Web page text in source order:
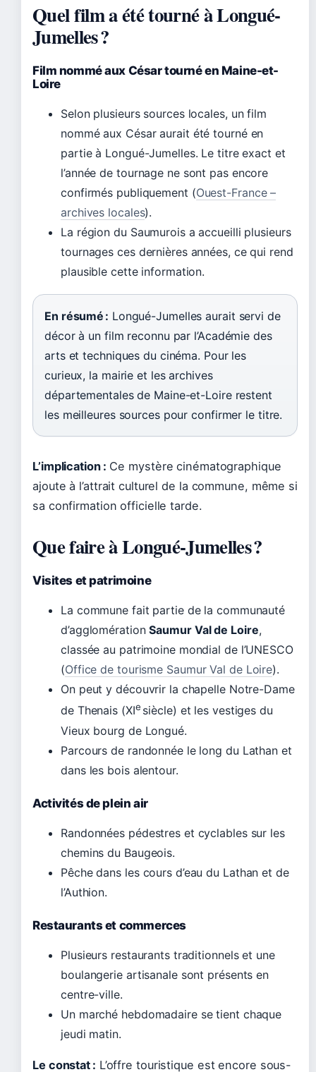
Quel film a été tourné à Longué-
Jumelles ?
Film nommé aux César tourné en Maine-et-
Loire
Selon plusieurs sources locales, un film
nommé aux César aurait été tourné en
partie à Longué-Jumelles. Le titre exact et
l’année de tournage ne sont pas encore
confirmés publiquement (Ouest-France –
archives locales).
La région du Saumurois a accueilli plusieurs
tournages ces dernières années, ce qui rend
plausible cette information.
En résumé : Longué-Jumelles aurait servi de
décor à un film reconnu par l’Académie des
arts et techniques du cinéma. Pour les
curieux, la mairie et les archives
départementales de Maine-et-Loire restent
les meilleures sources pour confirmer le titre.
L’implication : Ce mystère cinématographique
ajoute à l’attrait culturel de la commune, même si
sa confirmation officielle tarde.
Que faire à Longué-Jumelles ?
Visites et patrimoine
La commune fait partie de la communauté
d’agglomérationSaumur Val de Loire,
classée au patrimoine mondial de l’UNESCO
(Office de tourisme Saumur Val de Loire).
On peut y découvrir la chapelle Notre-Dame
de Thenais (XIe siècle) et les vestiges du
Vieux bourg de Longué.
Parcours de randonnée le long du Lathan et
dans les bois alentour.
Activités de plein air
Randonnées pédestres et cyclables sur les
chemins du Baugeois.
Pêche dans les cours d’eau du Lathan et de
l’Authion.
Restaurants et commerces
Plusieurs restaurants traditionnels et une
boulangerie artisanale sont présents en
centre-ville.
Un marché hebdomadaire se tient chaque
jeudi matin.
Le constat : L’offre touristique est encore sous-